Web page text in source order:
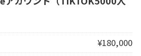
¥180,000